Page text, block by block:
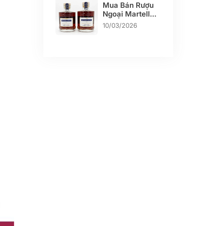
Mua Bán Rượu
Ngoại Martell
Blue Swift Chính
Hãng Giá Tốt
10/03/2026